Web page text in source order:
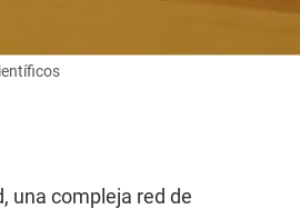
una compleja red de